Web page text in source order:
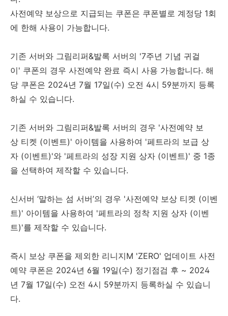
사전예약 보상으로 지급되는 쿠폰은 쿠폰별로 계정당 1회
에 한해 사용이 가능합니다.
기존 서버와 그림리퍼&발록 서버의 '7주년 기념 귀걸
이' 쿠폰의 경우 사전예약 완료 즉시 사용 가능합니다. 해
당 쿠폰은 2024년 7월 17일(수) 오전 4시 59분까지 등록
하실 수 있습니다.
기존 서버와 그림리퍼&발록 서버의 경우 '사전예약 보
상 티켓 (이벤트)' 아이템을 사용하여 '페트라의 보급 상
자 (이벤트)'와 '페트라의 성장 지원 상자 (이벤트)' 중 1종
을 선택하여 제작할 수 있습니다.
신서버 ‘말하는 섬 서버’의 경우 '사전예약 보상 티켓 (이벤
트)' 아이템을 사용하여 '페트라의 정착 지원 상자 (이벤
트)'를 제작할 수 있습니다.
즉시 보상 쿠폰을 제외한 리니지M 'ZERO' 업데이트 사전
예약 쿠폰은 2024년 6월 19일(수) 정기점검 후 ~ 2024
년 7월 17일(수) 오전 4시 59분까지 등록하실 수 있습니
다.